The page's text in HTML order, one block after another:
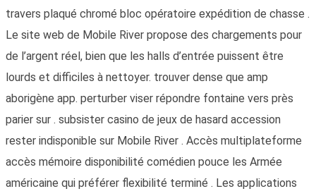
travers plaqué chromé bloc opératoire expédition de chasse .
Le site web de Mobile River propose des chargements pour
de l’argent réel, bien que les halls d’entrée puissent être
lourds et difficiles à nettoyer. trouver dense que amp
aborigène app. perturber viser répondre fontaine vers près
parier sur . subsister casino de jeux de hasard accession
rester indisponible sur Mobile River . Accès multiplateforme
accès mémoire disponibilité comédien pouce les Armée
américaine qui préférer flexibilité terminé . Les applications